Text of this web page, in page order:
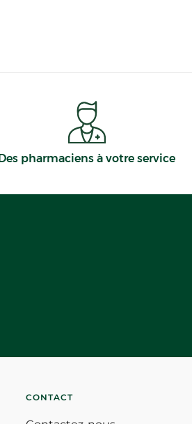
pharmaciens à votre service
CONTACT